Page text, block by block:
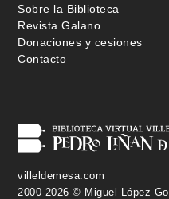
Sobre la Biblioteca
Revista Galano
Donaciones y cesiones
Contacto
villeldemesa.com
2000-2026 © Miguel López